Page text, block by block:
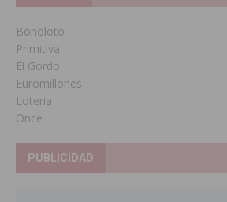
Bonoloto
Primitiva
El Gordo
Euromillones
Loteria
Once
PUBLICIDAD